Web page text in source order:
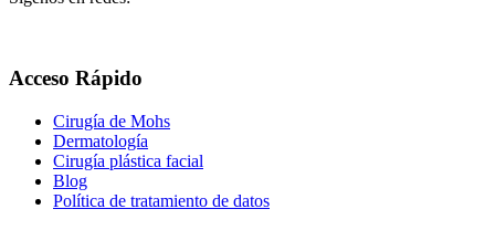
Acceso Rápido
Cirugía de Mohs
Dermatología
Cirugía plástica facial
Blog
Política de tratamiento de datos